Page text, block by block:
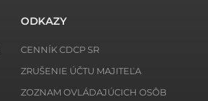
ODKAZY
CENNÍK CDCP SR
ZRUŠENIE ÚČTU MAJITEĽA
ZOZNAM OVLÁDAJÚCICH OSÔB